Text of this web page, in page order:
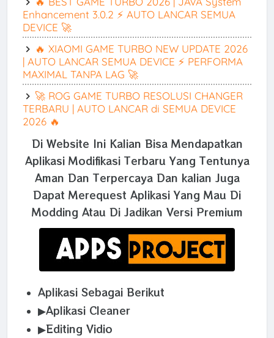
Enhancement 3.0.2 ⚡ AUTO LANCAR SEMUA
DEVICE 🚀
🔥 XIAOMI GAME TURBO NEW UPDATE 2026
| AUTO LANCAR SEMUA DEVICE ⚡ PERFORMA
MAXIMAL TANPA LAG 🚀
🚀 ROG GAME TURBO RESOLUSI CHANGER
TERBARU | AUTO LANCAR di SEMUA DEVICE
2026 🔥
Di Website Ini Kalian Bisa Mendapatkan
Aplikasi Modifikasi Terbaru Yang Tentunya
Aman Dan Terpercaya Dan kalian Juga
Dapat Merequest Aplikasi Yang Mau Di
Modding Atau Di Jadikan Versi Premium
Aplikasi Sebagai Berikut
▶Aplikasi Cleaner
▶Editing Vidio